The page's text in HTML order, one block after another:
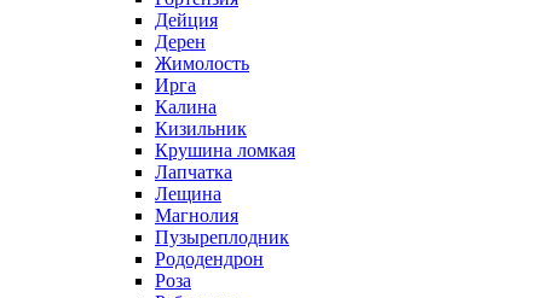
Дейция
Дерен
Жимолость
Ирга
Калина
Кизильник
Крушина ломкая
Лапчатка
Лещина
Магнолия
Пузыреплодник
Рододендрон
Роза